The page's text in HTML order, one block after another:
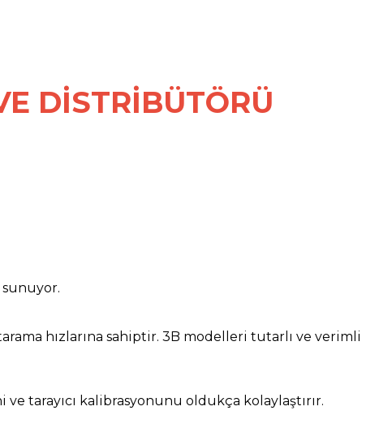
DİSTRİBÜTÖRÜ
sunuyor.
hızlarına sahiptir. 3B modelleri tutarlı ve verimli
tarayıcı kalibrasyonunu oldukça kolaylaştırır.